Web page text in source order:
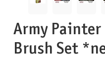
Army Painter
Brush Set